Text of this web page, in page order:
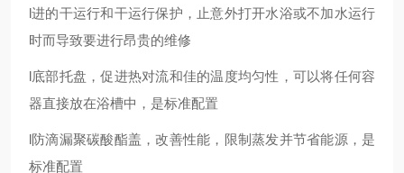
l进的干运行和干运行保护，止意外打开水浴或不加水运行
时而导致要进行昂贵的维修
l底部托盘，促进热对流和佳的温度均匀性，可以将任何容
器直接放在浴槽中，是标准配置
l防滴漏聚碳酸酯盖，改善性能，限制蒸发并节省能源，是
标准配置